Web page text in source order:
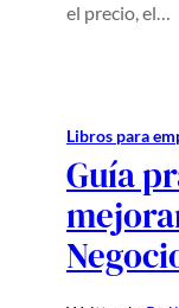
el precio, el…
Libros para
Guía